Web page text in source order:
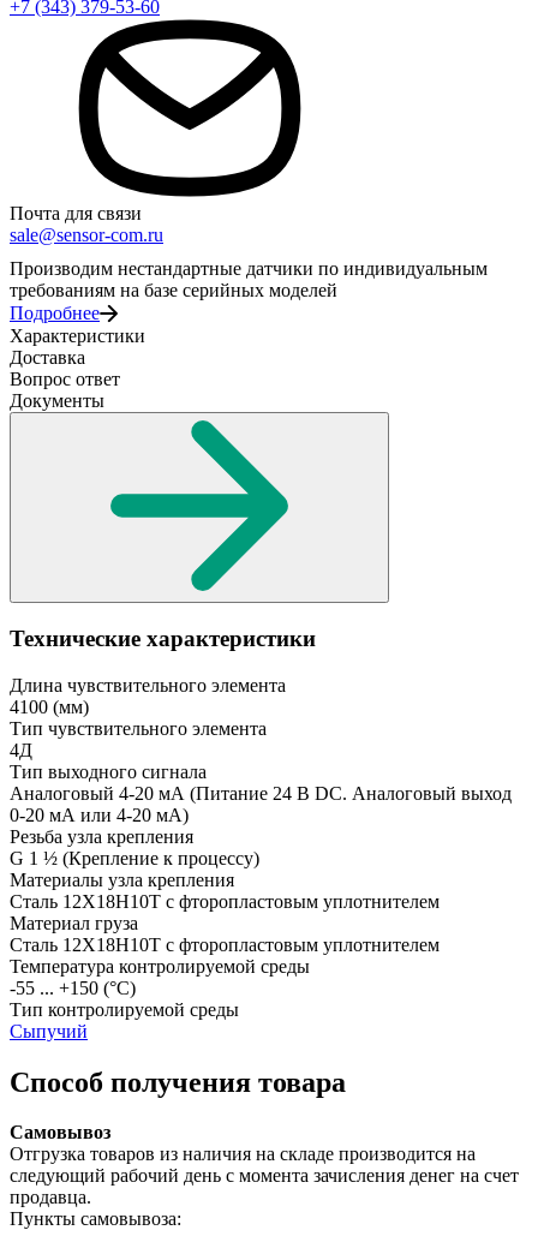
+7 (343) 379-53-60
Почта для связи
sale@sensor-com.ru
Производим нестандартные датчики по индивидуальным
требованиям на базе серийных моделей
Подробнее
Характеристики
Доставка
Вопрос ответ
Документы
Технические характеристики
Длина чувствительного элемента
4100 (мм)
Тип чувствительного элемента
4Д
Тип выходного сигнала
Аналоговый 4-20 мА (Питание 24 В DC. Аналоговый выход
0-20 мА или 4-20 мА)
Резьба узла крепления
G 1 ½ (Крепление к процессу)
Материалы узла крепления
Сталь 12Х18Н10Т с фторопластовым уплотнителем
Материал груза
Сталь 12Х18Н10Т с фторопластовым уплотнителем
Температура контролируемой среды
-55 ... +150 (°С)
Тип контролируемой среды
Сыпучий
Способ получения товара
Самовывоз
Отгрузка товаров из наличия на складе производится на
следующий рабочий день с момента зачисления денег на счет
продавца.
Пункты самовывоза: